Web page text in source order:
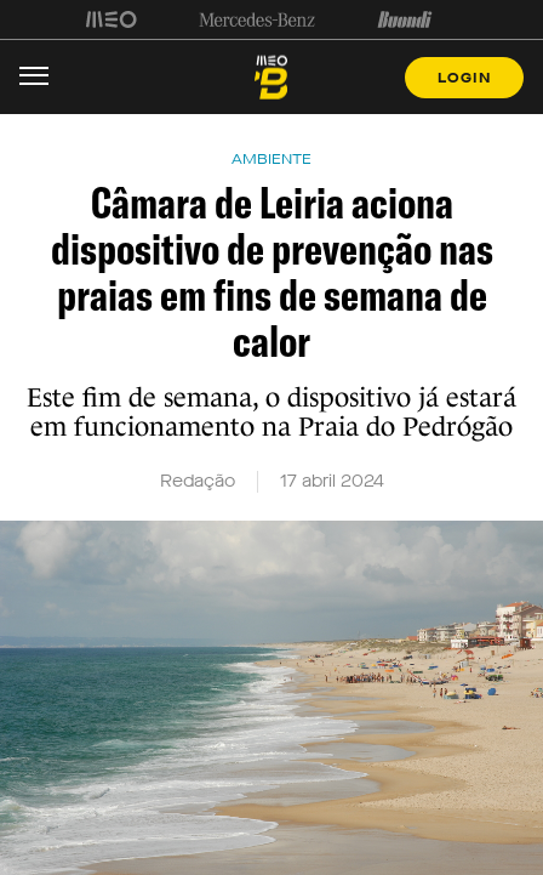
LOGIN
AMBIENTE
Câmara de Leiria aciona
dispositivo de prevenção nas
praias em fins de semana de
calor
Este fim de semana, o dispositivo já estará
em funcionamento na Praia do Pedrógão
Redação 17 abril 2024